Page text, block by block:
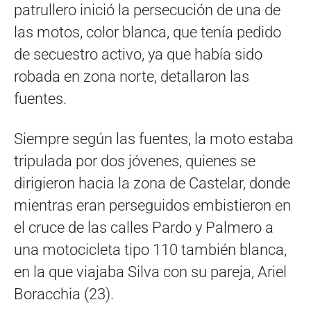
patrullero inició la persecución de una de
las motos, color blanca, que tenía pedido
de secuestro activo, ya que había sido
robada en zona norte, detallaron las
fuentes.
Siempre según las fuentes, la moto estaba
tripulada por dos jóvenes, quienes se
dirigieron hacia la zona de Castelar, donde
mientras eran perseguidos embistieron en
el cruce de las calles Pardo y Palmero a
una motocicleta tipo 110 también blanca,
en la que viajaba Silva con su pareja, Ariel
Boracchia (23).